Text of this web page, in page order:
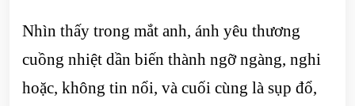
Nhìn thấy trong mắt anh, ánh yêu thương
cuồng nhiệt dần biến thành ngỡ ngàng, nghi
hoặc, không tin nổi, và cuối cùng là sụp đổ,